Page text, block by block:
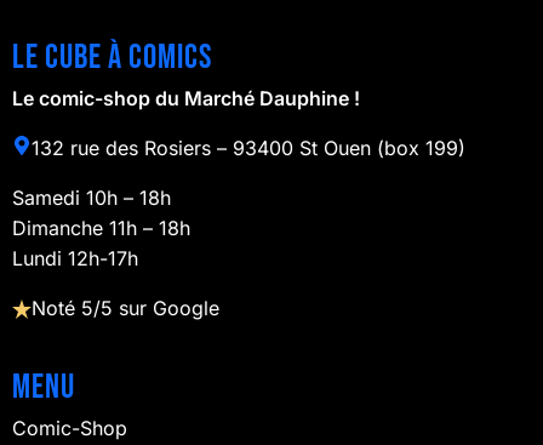
Le cube à comics
Le comic-shop du Marché Dauphine !
132 rue des Rosiers – 93400 St Ouen (box 199)
Samedi 10h – 18h
Dimanche 11h – 18h
Lundi 12h-17h
Noté 5/5 sur Google
Menu
Comic-Shop